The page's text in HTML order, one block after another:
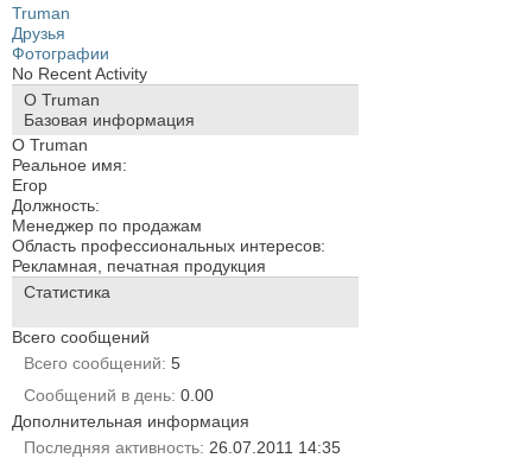
Truman
Друзья
Фотографии
No Recent Activity
О Truman
Базовая информация
О Truman
Реальное имя:
Егор
Должность:
Менеджер по продажам
Область профессиональных интересов:
Рекламная, печатная продукция
Статистика
Всего сообщений
Всего сообщений 5
Сообщений в день 0.00
Дополнительная информация
Последняя активность 26.07.2011 14:35